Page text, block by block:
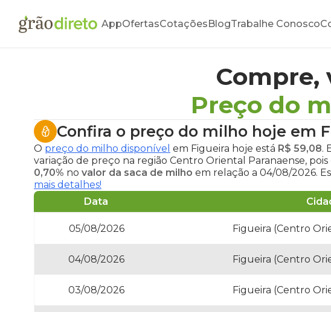
AppOfertasCotaçõesBlogTrabalhe Conosco
Compre,
Preço do
Confira o preço do milho hoje em
O preço do milho disponível em Figueira hoje está R$ 59,08.
variação de preço na região Centro Oriental Paranaense,
0,70% no valor da saca de milho em relação a 04/08/2026.
mais detalhes!
Data
05/08/2026 Figueira (Centro
04/08/2026 Figueira (Centro
03/08/2026 Figueira (Centro